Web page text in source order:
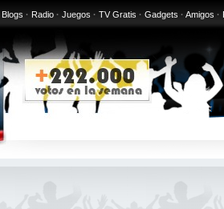
Blogs · Radio · Juegos · TV Gratis · Gadgets · Amigos ·